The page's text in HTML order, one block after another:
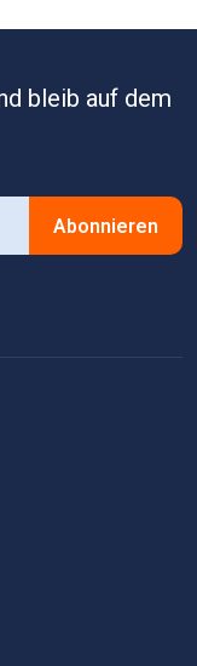
bleib auf dem
Abonnieren